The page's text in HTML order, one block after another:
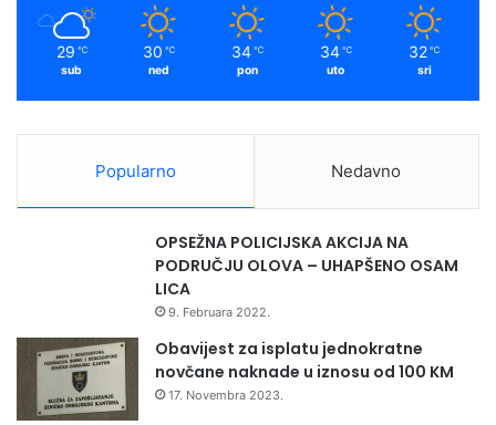
29 ℃
sub
30 ℃
ned
34 ℃
pon
34 ℃
uto
32 ℃
sri
Popularno Nedavno
OPSEŽNA POLICIJSKA AKCIJA NA
PODRUČJU OLOVA – UHAPŠENO OSAM
LICA
9. Februara 2022.
Obavijest za isplatu jednokratne
novčane naknade u iznosu od 100 KM
17. Novembra 2023.